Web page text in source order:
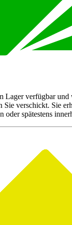
Lager verfügbar
Sie verschickt. Sie
oder spätestens